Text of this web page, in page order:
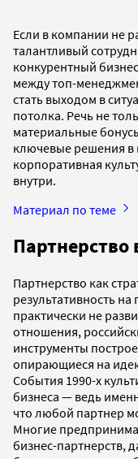
Если в компании не
талантливый
конкурентный
между топ-
стать выходом в
потолка. Речь не
материальные
ключевые решения в
корпоративная
внутри.
Материал по теме
Партнерство
Партнерство как
результативность
практически не
отношения,
инструменты
опирающиеся на
События 1990-х
бизнеса — ведь
что любой партнер
Многие
бизнес-партнерств,